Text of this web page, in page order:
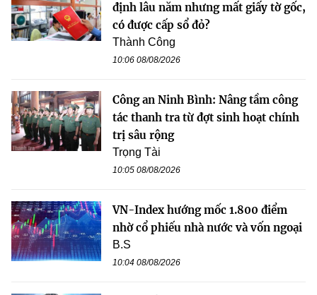
định lâu năm nhưng mất giấy tờ gốc,
có được cấp sổ đỏ?
Thành Công
10:06 08/08/2026
Công an Ninh Bình: Nâng tầm công
tác thanh tra từ đợt sinh hoạt chính
trị sâu rộng
Trọng Tài
10:05 08/08/2026
VN-Index hướng mốc 1.800 điểm
nhờ cổ phiếu nhà nước và vốn ngoại
B.S
10:04 08/08/2026